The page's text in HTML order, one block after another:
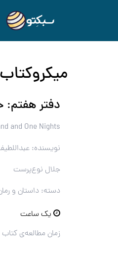
دفتر
and One Nights
نویسنده:
جلال نوع‌پرست
دسته: داستان و
یک ساعت
زمان مطالعه‌ی